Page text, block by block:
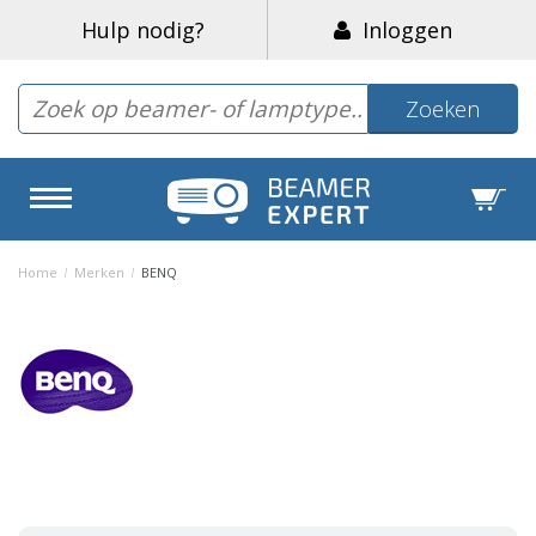
Hulp nodig? Inloggen
Zoeken
Home / Merken / BENQ